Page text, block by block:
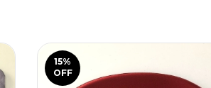
15%
OFF